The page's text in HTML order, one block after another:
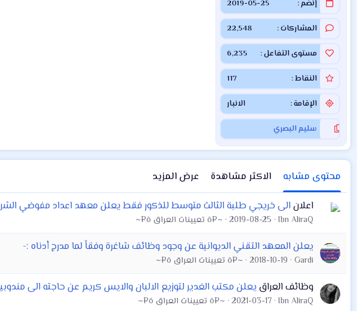
إنضم 2019-05-25
المشاركات 22,548
مستوى التفاعل 6,235
النقاط 117
الإقامة الانبار
سليم البصري
محتوى مشابه الاكثر مشاهدة
عرض المزيد
اعلانالى خريجي طلبة الثالث متوسط للذكور فقط يعلن معهد اعداد مفوضي
Ibn AliraQ
2019-08-25 ~¤ô تعيينات العراق ô¤~
يعلن المعهد التقني الديوانية عن وجود وظائف شاغرة وفقاً لما مدرج أدناه :-
Gardi
2018-10-19 ~¤ô تعيينات العراق ô¤~
وظائف العراق يعلن مكتب الغدير لتوزيع الالبان والايس كريم عن حاجته الى
Ibn AliraQ
2021-03-17 ~¤ô تعيينات العراق ô¤~